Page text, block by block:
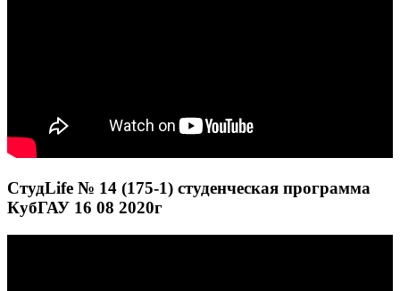
СтудLife № 14 (175-1) студенческая программа
КубГАУ 16 08 2020г